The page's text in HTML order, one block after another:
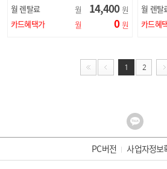
월 렌탈료 월 14,400 원
카드혜택가
월 0 원
월 렌탈
카드혜
1 2
PC버전 사업자정보